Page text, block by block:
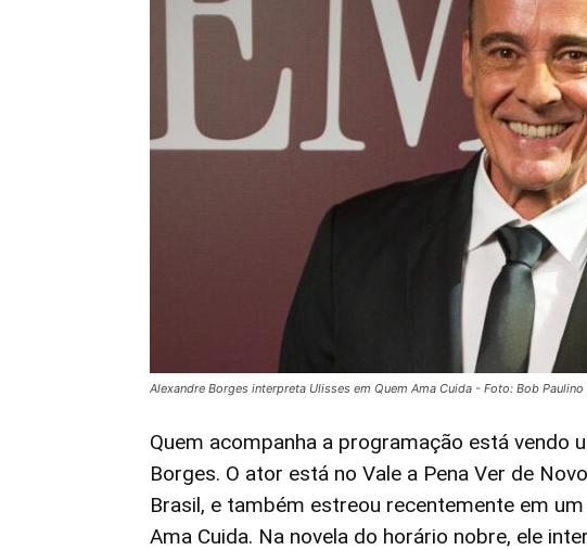
Alexandre Borges interpreta Ulisses em Quem Ama Cuida - Foto: Bob
Quem acompanha a programação está vendo
Borges. O ator está no Vale a Pena Ver de
Brasil, e também estreou recentemente em
Ama Cuida. Na novela do horário nobre, ele